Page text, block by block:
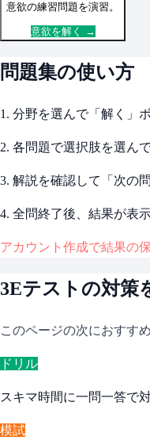
意欲の練習問題を演習。
意欲を解く →
問題集の使い方
1. 分野を選んで「解く」
2. 各問題で選択肢を選ん
3. 解説を確認して「次の
4. 全問終了後、結果が表
アカウント作成で結果の
3Eテスト の対策
このページの次におすす
ドリル
スキマ時間に一問一答で
模試